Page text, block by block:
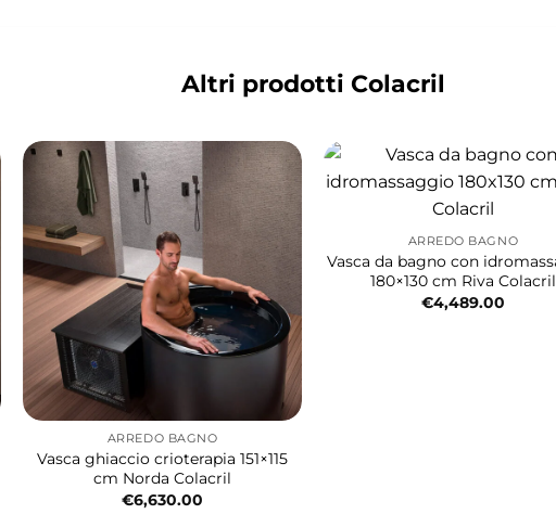
Altri prodotti Colacril
ARREDO BAGNO
Vasca ghiaccio crioterapia 151×115
cm Norda Colacril
€6,630.00
ARREDO BAGNO
Vasca da bagno con
180×130 cm Riva Colacril
€4,489.00